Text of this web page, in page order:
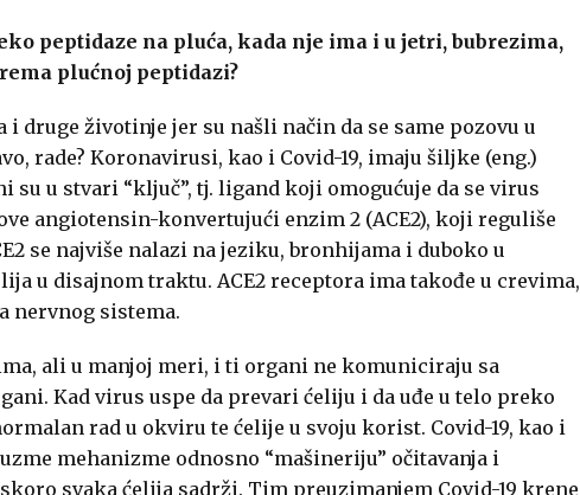
peptidaze na pluća, kada nje ima i u jetri, bubrezima,
plućnoj peptidazi?
druge životinje jer su našli način da se same pozovu u
rade? Koronavirusi, kao i Covid-19, imaju šiljke (eng.)
u stvari “ključ”, tj. ligand koji omogućuje da se virus
angiotensin-konvertujući enzim 2 (ACE2), koji reguliše
se najviše nalazi na jeziku, bronhijama i duboko u
u disajnom traktu. ACE2 receptora ima takođe u crevima,
nervnog sistema.
ali u manjoj meri, i ti organi ne komuniciraju sa
Kad virus uspe da prevari ćeliju i da uđe u telo preko
rad u okviru te ćelije u svoju korist. Covid-19, kao i
mehanizme odnosno “mašineriju” očitavanja i
svaka ćelija sadrži. Tim preuzimanjem Covid-19 krene